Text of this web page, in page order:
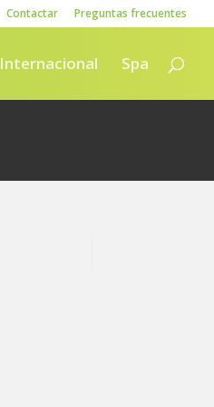
Contactar Preguntas frecuentes
Internacional Spa